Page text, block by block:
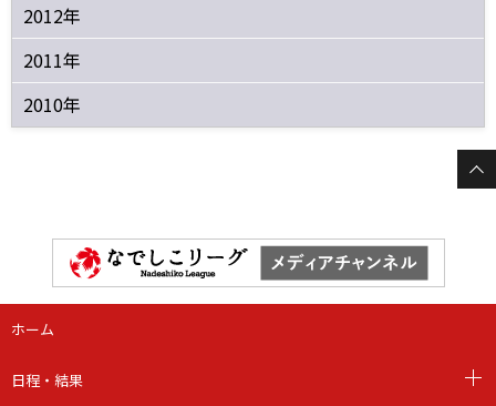
2012年
2011年
2010年
ホーム
日程・結果